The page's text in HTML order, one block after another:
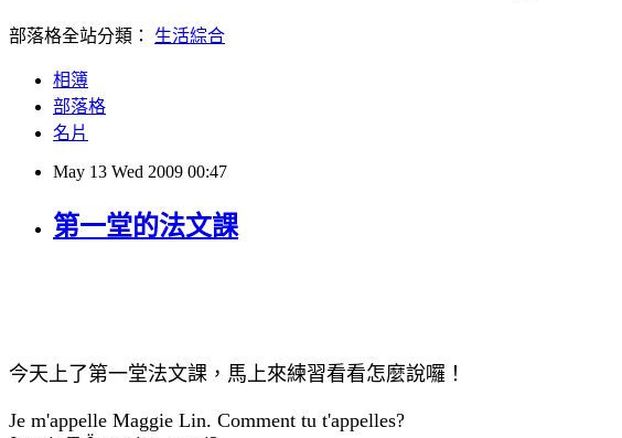
部落格全站分類： 生活綜合
相簿
部落格
名片
May 13 Wed 2009 00:47
第一堂的法文課
今天上了第一堂法文課，馬上來練習看看怎麼說囉！
Je m'appelle Maggie Lin. Comment tu t'appelles?